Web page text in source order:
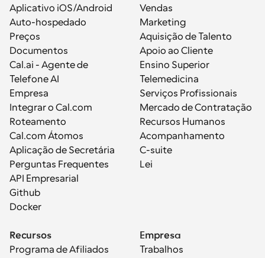
Aplicativo iOS/Android
Auto-hospedado
Preços
Documentos
Cal.ai - Agente de
Telefone AI
Empresa
Integrar o Cal.com
Roteamento
Cal.com Átomos
Aplicação de Secretária
Perguntas Frequentes
API Empresarial
Github
Docker
Vendas
Marketing
Aquisição de Talento
Apoio ao Cliente
Ensino Superior
Telemedicina
Serviços Profissionais
Mercado de Contratação
Recursos Humanos
Acompanhamento
C-suite
Lei
Recursos
Programa de Afiliados
Empresa
Trabalhos